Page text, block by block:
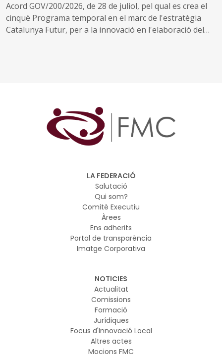
Acord GOV/200/2026, de 28 de juliol, pel qual es crea el
cinquè Programa temporal en el marc de l'estratègia
Catalunya Futur, per a la innovació en l'elaboració del
LA FEDERACIÓ
Salutació
Qui som?
Comitè Executiu
Àrees
Ens adherits
Portal de transparència
Imatge Corporativa
NOTICIES
Actualitat
Comissions
Formació
Jurídiques
Focus d'Innovació Local
Altres actes
Mocions FMC